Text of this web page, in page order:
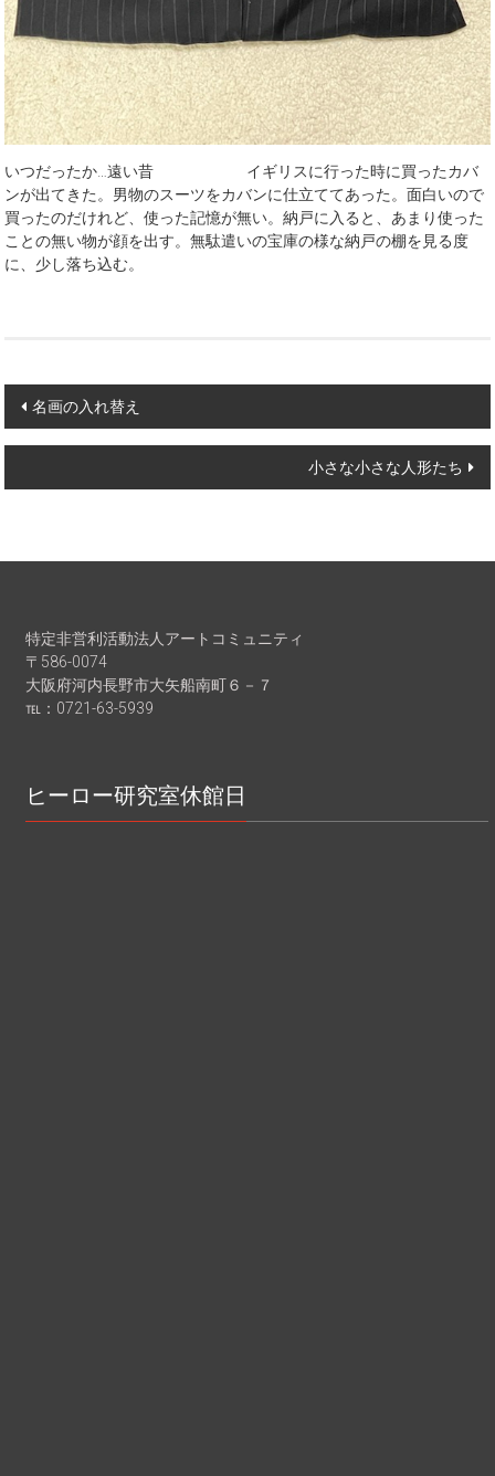
いつだったか…遠い昔 イギリスに行った時に買ったカバ
ンが出てきた。男物のスーツをカバンに仕立ててあった。面白いので
買ったのだけれど、使った記憶が無い。納戸に入ると、あまり使った
ことの無い物が顔を出す。無駄遣いの宝庫の様な納戸の棚を見る度
に、少し落ち込む。
Post
navigation
名画の入れ替え
小さな小さな人形たち
特定非営利活動法人アートコミュニティ
〒586-0074
大阪府河内長野市大矢船南町６－７
℡：0721-63-5939
ヒーロー研究室休館日